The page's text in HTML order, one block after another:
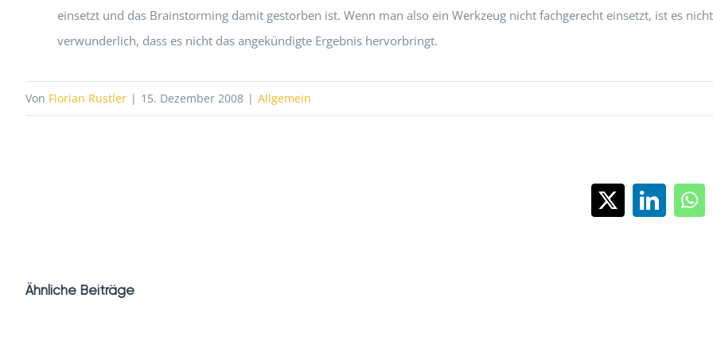
einsetzt und das Brainstorming damit gestorben ist. Wenn man also ein Werkzeug nicht fachgerecht einsetzt, ist es nicht
verwunderlich, dass es nicht das angekündigte Ergebnis hervorbringt.
Von Florian Rustler | 15. Dezember 2008 | Allgemein
X
Ähnliche Beiträge